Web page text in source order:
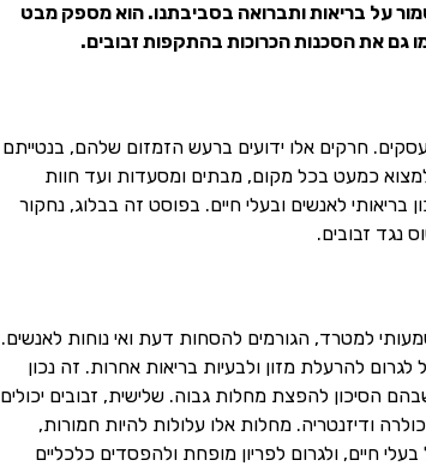
על בריאות ותברואה בסביבתנו. הוא מספק מבט
גם את הסכנות הכרוכות בהתקפות זבובים.
חרקים אלו ידועים ברעש הזמזום שלהם, בנטייתם
כמעט בכל מקום, מבתים ומסעדות ועד חוות
לאנשים ובעלי חיים. בפוסט זה בבלוג, נחקור
נגד זבובים.
למטרד, הגורמים להסחות דעת ואי נוחות לאנשים.
להרעלת מזון ולבעיות בריאות אחרות. זה נכון
הסיכון להפצת מחלות גבוה. שלישית, זבובים יכולים
ודיזנטריה. מחלות אלו עלולות להיות חמורות,
חיים, ולגרום לפריון מופחת ולהפסדים כלכליים